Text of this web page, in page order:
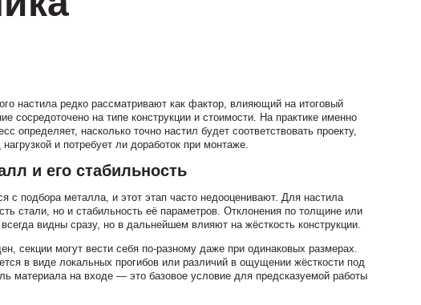
настила редко рассматривают как фактор, влияющий на итоговый
сосредоточено на типе конструкции и стоимости. На практике именно
определяет, насколько точно настил будет соответствовать проекту,
и потребует ли доработок при монтаже.
и его стабильность
с подбора металла, и этот этап часто недооценивают. Для настила
стали, но и стабильность её параметров. Отклонения по толщине или
видны сразу, но в дальнейшем влияют на жёсткость конструкции.
секции могут вести себя по-разному даже при одинаковых размерах.
в виде локальных прогибов или различий в ощущении жёсткости под
материала на входе — это базовое условие для предсказуемой работы